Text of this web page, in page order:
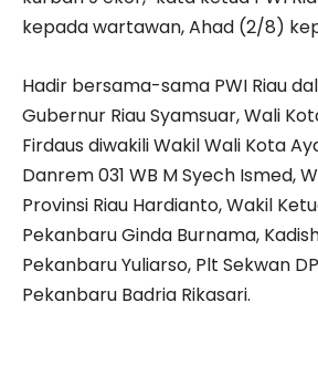
kepada wartawan, Ahad (2/8)
Hadir bersama-sama PWI Riau
Gubernur Riau Syamsuar, Wali
Firdaus diwakili Wakil Wali Kota
Danrem 031 WB M Syech Ismed,
Provinsi Riau Hardianto, Wakil
Pekanbaru Ginda Burnama,
Pekanbaru Yuliarso, Plt Sekwan
Pekanbaru Badria Rikasari.